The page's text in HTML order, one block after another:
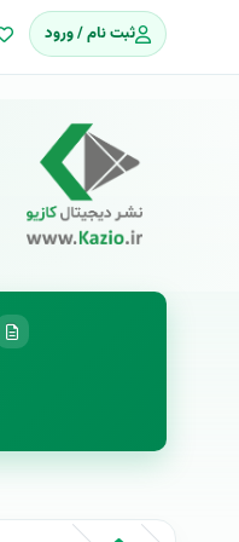
ثبت نام / ورود